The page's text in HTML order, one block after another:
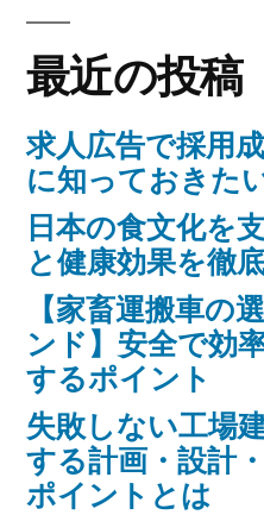
最近の投稿
求人広告で採用
に知っておきた
日本の食文化を
と健康効果を徹
【家畜運搬車の
ンド】安全で効
するポイント
失敗しない工場
する計画・設計
ポイントとは